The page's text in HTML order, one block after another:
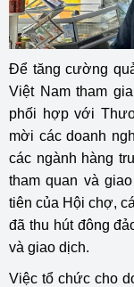
Để tăng cường
Việt Nam tham
phối hợp với
mời các doanh
các ngành hàng
tham quan và
tiên của Hội chợ,
đã thu hút đông
và giao dịch.
Việc tổ chức cho